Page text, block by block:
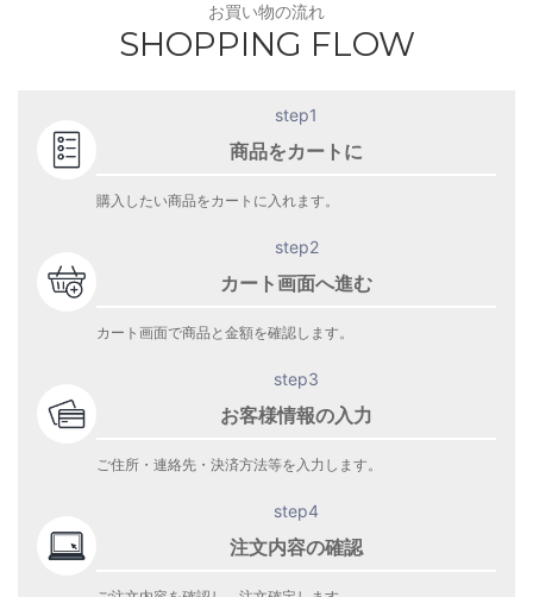
お買い物の流れ
SHOPPING FLOW
step1
商品をカートに
購入したい商品をカートに入れます。
step2
カート画面へ進む
カート画面で商品と金額を確認します。
step3
お客様情報の入力
ご住所・連絡先・決済方法等を入力します。
step4
注文内容の確認